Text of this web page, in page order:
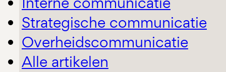
Strategische communicatie
Overheidscommunicatie
Alle artikelen